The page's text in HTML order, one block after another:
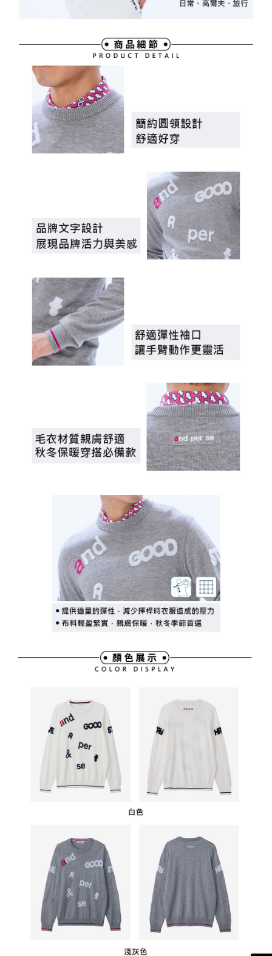
三、利用規約「AFTEE代金後払い」（以下当サービスという）はネットプ
の氏名、電話番号、受取人の氏名、電話番号、受取人住所を含むがこれに
限らない）は、AFTEEに渡され当サービスで必要な範囲内で利用されま
す。AFTEEの個人情報の収集、処理、利用について、詳細はAFTEE公式ホ
ームページの『個人情報の収集、処理及び利用に関する声明』をご参照く
ださい（https://aftee.tw/privacypolicy/
AFTEEの初回ご利用の際に、審査を通過すれば、最高額がNT$10,000にな
ります。支払い期限を過ぎた場合、その金額に基づいて年利20%の遅延滞
納金が加算されます。未成年の利用者は、事前に法定代理人または後見人
の同意を得ればAFTEEをご利用いただけます。
cs_tw@netprotections.co.jp
にご連絡ください。上記に示した個人情報を、必要な購入注文書とあわせ
てAFTEEにご提供いただく、またはAFTEEにあなたの個人情報の収集、処
理、利用を許可することににご同意いただけない場合は、当サービスを選